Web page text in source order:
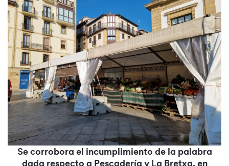
Se corrobora el incumplimiento de la palabra
dada respecto a Pescadería y La Bretxa, en